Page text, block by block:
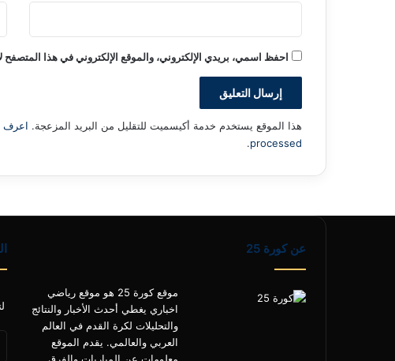
احفظ اسمي، بريدي الإلكتروني، والموقع الإلكتروني في هذا المتصفح
هذا الموقع يستخدم خدمة أكيسميت للتقليل من البريد المزعجة. اعرف
processed
.
عن كورة 25
موقع كورة 25 هو موقع رياضي
اخباري يغطي أحدث الأخبار والنتائج
والتحليلات لكرة القدم في العالم
العربي والعالمي. يقدم الموقع